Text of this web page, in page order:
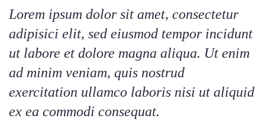
Lorem ipsum dolor sit amet, consectetur
adipisici elit, sed eiusmod tempor incidunt
ut labore et dolore magna aliqua. Ut enim
ad minim veniam, quis nostrud
exercitation ullamco laboris nisi ut aliquid
ex ea commodi consequat.